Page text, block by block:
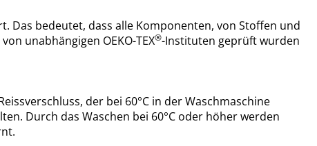
Das bedeutet, dass alle Komponenten, von Stoffen und
unabhängigen OEKO-TEX®-Instituten geprüft wurden
der bei 60°C in der Waschmaschine
Durch das Waschen bei 60°C oder höher werden